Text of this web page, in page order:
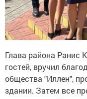
Глава района Ранис
гостей, вручил
общества "Иллен",
здании. Затем все